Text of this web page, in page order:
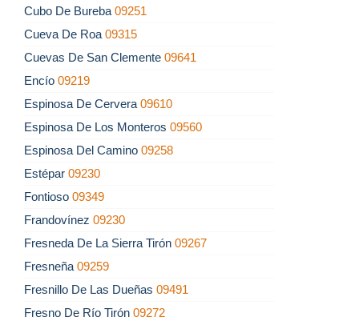
Cubo De Bureba 09251
Cueva De Roa 09315
Cuevas De San Clemente 09641
Encío 09219
Espinosa De Cervera 09610
Espinosa De Los Monteros 09560
Espinosa Del Camino 09258
Estépar 09230
Fontioso 09349
Frandovínez 09230
Fresneda De La Sierra Tirón 09267
Fresneña 09259
Fresnillo De Las Dueñas 09491
Fresno De Río Tirón 09272